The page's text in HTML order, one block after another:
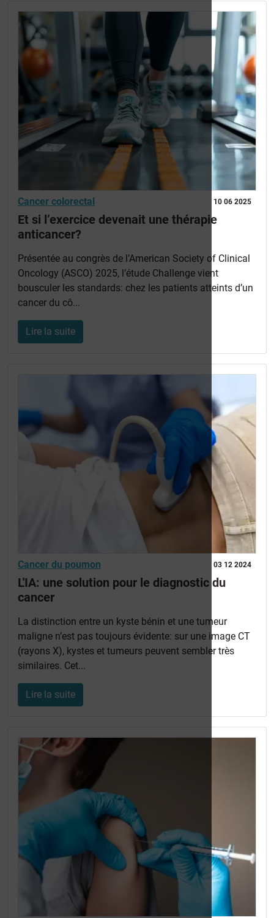
10 06 2025
Cancer colorectal
Et si l’exercice devenait une thérapie
anticancer?
Présentée au congrès de l’American Society of Clinical
Oncology (ASCO) 2025, l’étude Challenge vient
bousculer les standards: chez les patients atteints d’un
cancer du cô...
Lire la suite
03 12 2024
Cancer du poumon
L'IA: une solution pour le diagnostic du
cancer
La distinction entre un kyste bénin et une tumeur
maligne n’est pas toujours évidente: sur une image CT
(rayons X), kystes et tumeurs peuvent sembler très
similaires. Cet...
Lire la suite